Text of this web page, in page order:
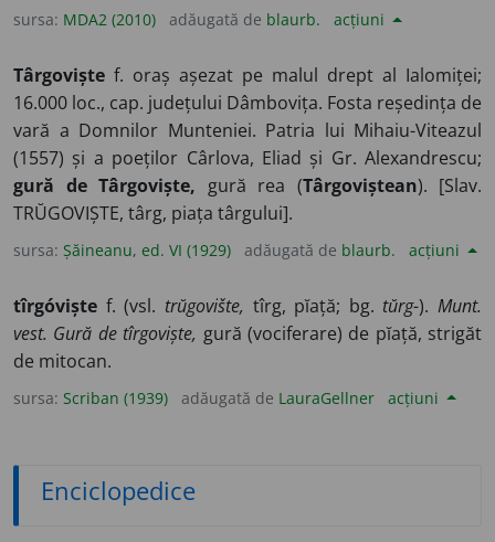
sursa: MDA2 (2010) adăugată de blaurb. acțiuni
Târgoviște f. oraș așezat pe malul drept al Ialomiței;
16.000 loc., cap. județului Dâmbovița. Fosta reședința de
vară a Domnilor Munteniei. Patria lui Mihaiu-Viteazul
(1557) și a poeților Cârlova, Eliad și Gr. Alexandrescu;
gură de Târgoviște, gură rea (Târgoviștean). [Slav.
TRŬGOVIȘTE, târg, piața târgului].
sursa: Șăineanu, ed. VI (1929) adăugată de blaurb. acțiuni
tîrgóviște f. (vsl. trŭgovište, tîrg, pĭață; bg. tŭrg-). Munt.
vest. Gură de tîrgoviște, gură (vociferare) de pĭață, strigăt
de mitocan.
sursa: Scriban (1939) adăugată de LauraGellner acțiuni
Enciclopedice